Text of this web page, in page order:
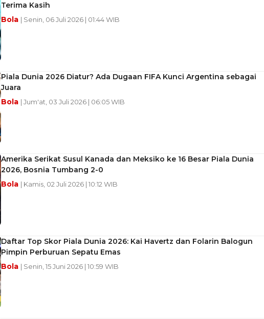
Terima Kasih
Bola | Senin, 06 Juli 2026 | 01:44 WIB
Piala Dunia 2026 Diatur? Ada Dugaan FIFA Kunci Argentina sebagai
Juara
Bola | Jum'at, 03 Juli 2026 | 06:05 WIB
Amerika Serikat Susul Kanada dan Meksiko ke 16 Besar Piala Dunia
2026, Bosnia Tumbang 2-0
Bola | Kamis, 02 Juli 2026 | 10:12 WIB
Daftar Top Skor Piala Dunia 2026: Kai Havertz dan Folarin Balogun
Pimpin Perburuan Sepatu Emas
Bola | Senin, 15 Juni 2026 | 10:59 WIB